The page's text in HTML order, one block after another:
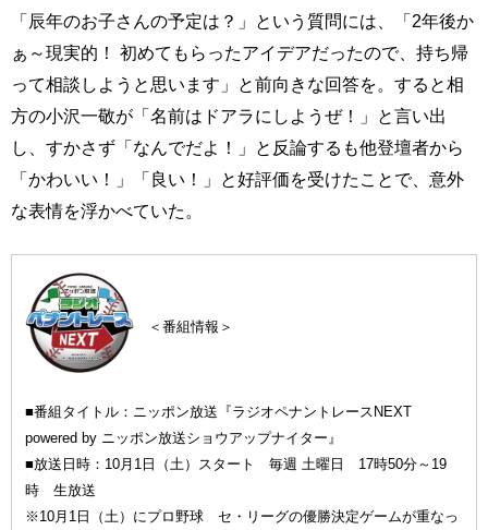
「辰年のお子さんの予定は？」という質問には、「2年後か
ぁ～現実的！ 初めてもらったアイデアだったので、持ち帰
って相談しようと思います」と前向きな回答を。すると相
方の小沢一敬が「名前はドアラにしようぜ！」と言い出
し、すかさず「なんでだよ！」と反論するも他登壇者から
「かわいい！」「良い！」と好評価を受けたことで、意外
な表情を浮かべていた。
＜番組情報＞
■番組タイトル：ニッポン放送『ラジオペナントレースNEXT
powered by ニッポン放送ショウアップナイター』
■放送日時：10月1日（土）スタート 毎週 土曜日 17時50分～19
時 生放送
※10月1日（土）にプロ野球 セ・リーグの優勝決定ゲームが重なっ